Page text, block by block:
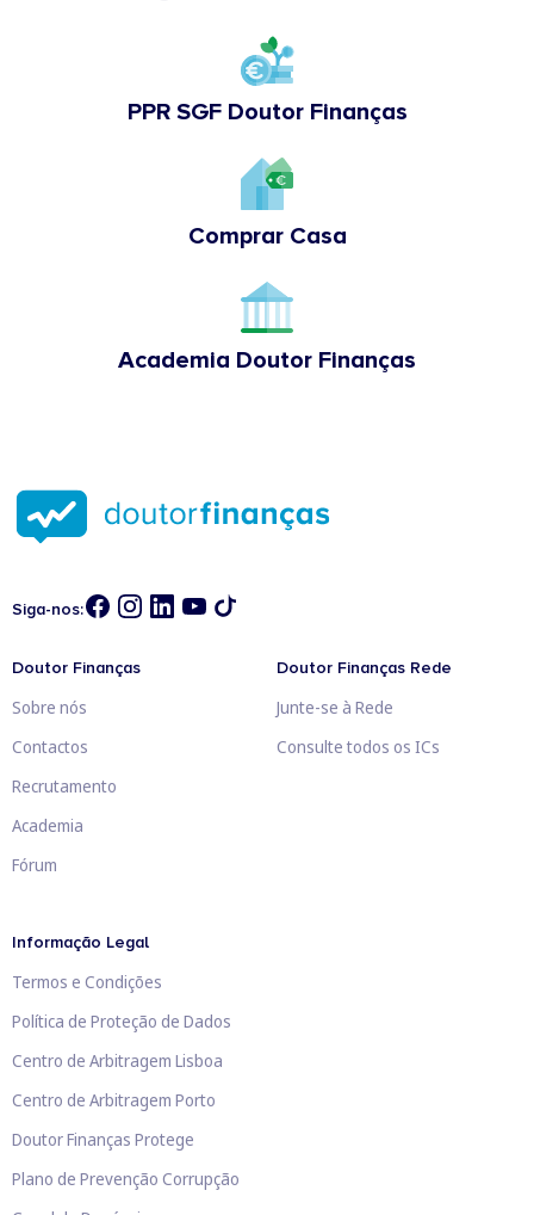
PPR SGF Doutor Finanças
Comprar Casa
Academia Doutor Finanças
Siga-nos:
Doutor Finanças
Sobre nós
Contactos
Recrutamento
Academia
Fórum
Doutor Finanças Rede
Junte-se à Rede
Consulte todos os ICs
Informação Legal
Termos e Condições
Política de Proteção de Dados
Centro de Arbitragem Lisboa
Centro de Arbitragem Porto
Doutor Finanças Protege
Plano de Prevenção Corrupção